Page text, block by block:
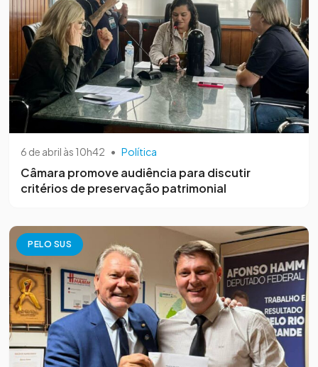
6 de abril às 10h42 • Política
Câmara promove audiência para discutir
critérios de preservação patrimonial
PELO SUS